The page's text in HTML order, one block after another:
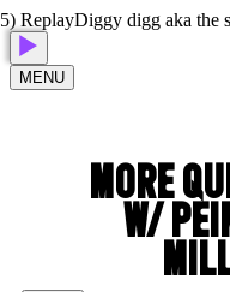
Diggy digg aka the
MENU
MORE
W/